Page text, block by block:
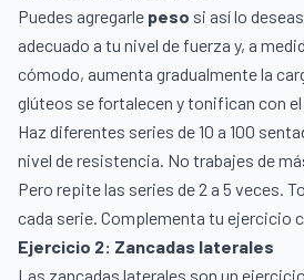
Puedes agregarle peso si así lo
adecuado a tu nivel de fuerza y, a
cómodo, aumenta gradualmente la
glúteos se fortalecen y tonifican con
Haz diferentes series de 10 a 100
nivel de resistencia. No trabajes de
Pero repite las series de 2 a 5 veces.
cada serie. Complementa tu ejercicio
Ejercicio 2: Zancadas laterales
Las zancadas laterales son un